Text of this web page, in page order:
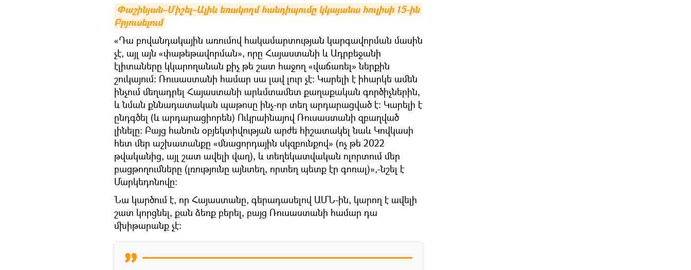
Փաշինյան–Միշել–Ալիև եռակողմ հանդիպումը կկայանա հուլիսի 15-ին
Բրյուսելում
«Դա բովանդակային առումով հակամարտության կարգավորման մասին
չէ, այլ այն «փաթեթավորման», որը Հայաստանի և Ադրբեջանի
էլիտաները կկարողանան քիչ թե շատ հաջող «վաճառել» ներքին
շուկայում։ Ռուսաստանի համար սա լավ լուր չէ։ Կարելի է իհարկե ամեն
ինչում մեղադրել Հայաստանի արևմտամետ քաղաքական գործիչներին,
և նման քննադատական պաթոսը ինչ-որ տեղ արդարացված է։ Կարելի է
ընդգծել (և արդարացիորեն) Ուկրաինայով Ռուսաստանի զբաղված
լինելը։ Բայց հանուն օբյեկտիվության արժե հիշատակել նաև Կովկասի
հետ մեր աշխատանքը «մնացորդային սկզբունքով» (ոչ թե 2022
թվականից, այլ շատ ավելի վաղ), և տեղեկատվական ոլորտում մեր
բացթողումները (լռությունը այնտեղ, որտեղ պետք էր գոռալ)»,-նշել է
Մարկեդոնովը։
Նա կարծում է, որ Հայաստանը, գերադասելով ԱՄՆ-ին, կարող է ավելի
շատ կորցնել, քան ձեռք բերել, բայց Ռուսաստանի համար դա
մխիթարանք չէ։